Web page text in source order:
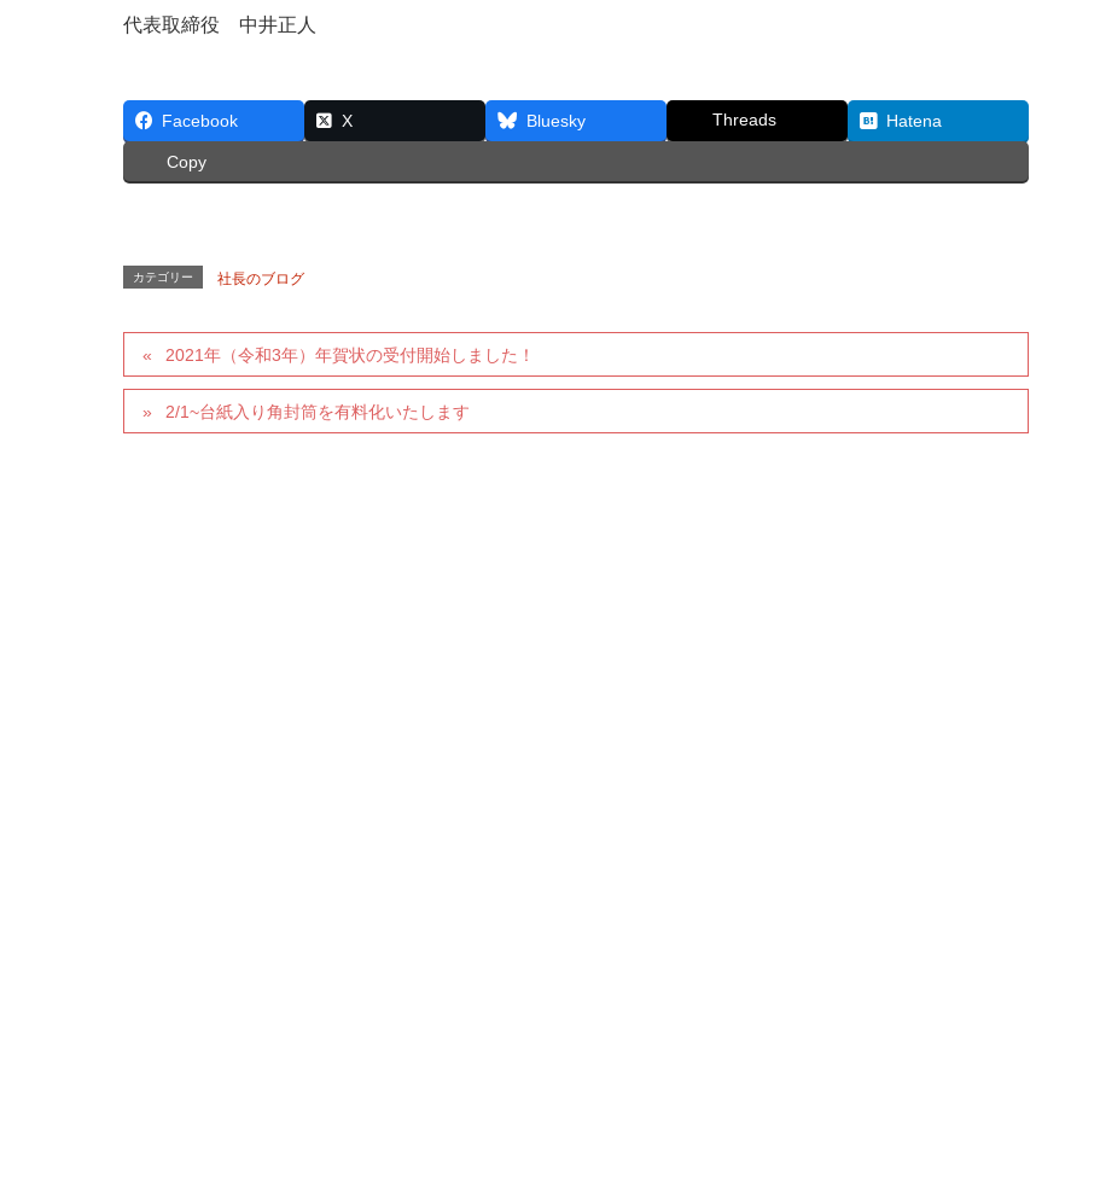
代表取締役 中井正人
Facebook X Bluesky Threads Hatena
Copy
カテゴリー 社長のブログ
2021年（令和3年）年賀状の受付開始しました！
2/1~台紙入り角封筒を有料化いたします